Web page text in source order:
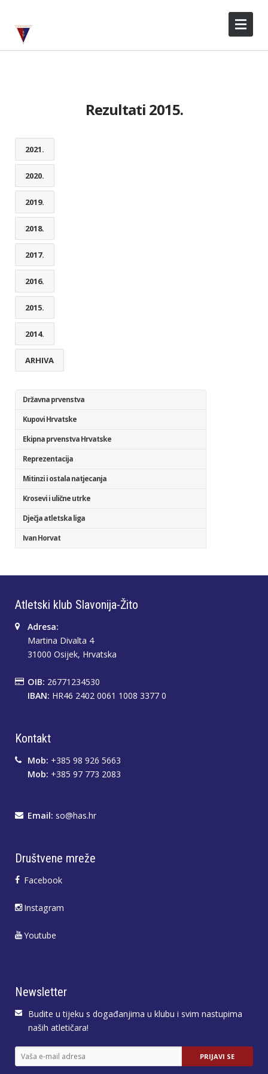
Rezultati 2015.
2021.
2020.
2019.
2018.
2017.
2016.
2015.
2014.
ARHIVA
Državna prvenstva
Kupovi Hrvatske
Ekipna prvenstva Hrvatske
Reprezentacija
Mitinzi i ostala natjecanja
Krosevi i ulične utrke
Dječja atletska liga
Ivan Horvat
Atletski klub Slavonija-Žito
Adresa:
Martina Divalta 4
31000 Osijek, Hrvatska
OIB: 26771234530
IBAN: HR46 2402 0061 1008 3377 0
Kontakt
Mob: +385 98 926 5663
Mob: +385 97 773 2083
Email: so@has.hr
Društvene mreže
Facebook
Instagram
Youtube
Newsletter
Budite u tijeku s događanjima u klubu i svim nastupima
naših atletičara!